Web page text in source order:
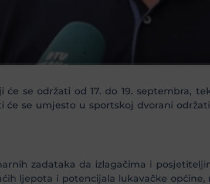
će se održati od 17. do 19. septembra,
će se umjesto u sportskoj dvorani
zadataka da izlagačima i
ljepota i potencijala lukavačke općine,